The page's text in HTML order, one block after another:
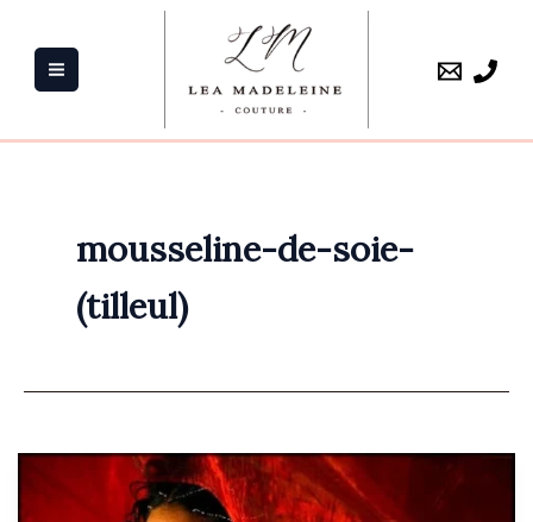
contenu
mousseline-de-soie-
(tilleul)